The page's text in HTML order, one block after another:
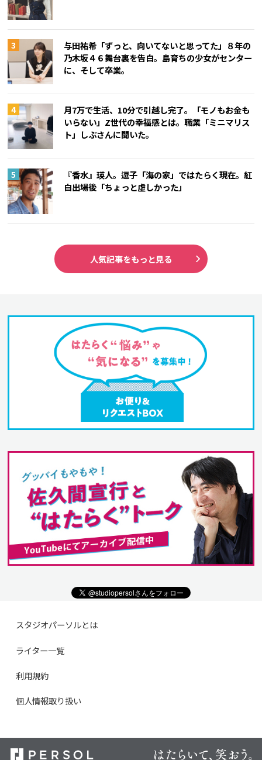
与田祐希「ずっと、向いてないと思ってた」８年の
乃木坂４６舞台裏を告白。島育ちの少女がセンター
に、そして卒業。
月7万で生活、10分で引越し完了。「モノもお金も
いらない」Z世代の幸福感とは。職業「ミニマリス
ト」しぶさんに聞いた。
『香水』瑛人。逗子「海の家」ではたらく現在。紅
白出場後「ちょっと虚しかった」
人気記事をもっと見る
スタジオパーソルとは
ライター一覧
利用規約
個人情報取り扱い